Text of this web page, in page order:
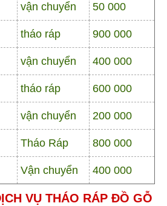
vận chuyển 50 000
tháo ráp 900 000
vận chuyển 400 000
tháo ráp 600 000
vận chuyển 200 000
Tháo Ráp 800 000
Vận chuyển 400 000
VỤ THÁO RÁP ĐỒ GỖ